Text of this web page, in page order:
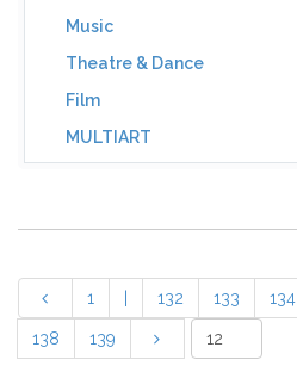
Music
Theatre & Dance
Film
MULTIART
1 132 133 134
138 139